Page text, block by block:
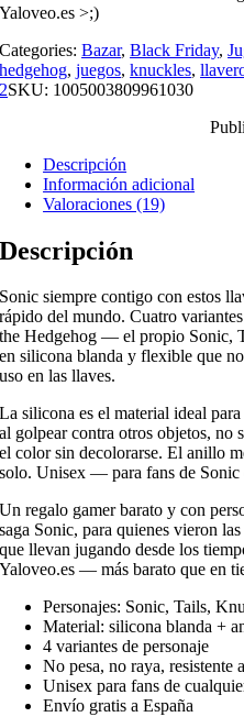
Yaloveo.es >;)
Categories:Bazar,Black Friday,
hedgehog,juegos,knuckles,
2SKU: 1005003809961030
Descripción
Información adicional
Valoraciones (19)
Descripción
Sonic siempre contigo con estos
rápido del mundo. Cuatro
the Hedgehog — el propio Sonic,
en silicona blanda y flexible que
uso en las llaves.
La silicona es el material ideal
al golpear contra otros objetos, no
el color sin decolorarse. El anillo
solo. Unisex — para fans de Sonic
Un regalo gamer barato y con
saga Sonic, para quienes vieron
que llevan jugando desde los
Yaloveo.es — más barato que en
Personajes: Sonic, Tails,
Material: silicona blanda +
4 variantes de personaje
No pesa, no raya, resistente
Unisex para fans de
Envío gratis a España